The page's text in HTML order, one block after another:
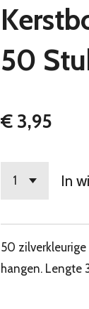
50
€ 3,95
In
50
hangen. Lengte